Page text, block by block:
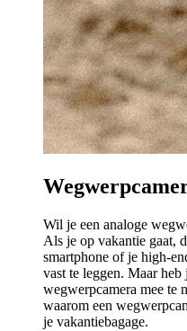
Wil je een analoge
Als je op vakantie gaat,
smartphone of je high-
vast te leggen. Maar
wegwerpcamera mee te
waarom een
je vakantiebagage.